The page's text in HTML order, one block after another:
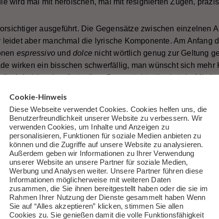
wird mal mit heroischen, mal mit resignierten Zügen,
ausgeführt. Die Gegensätze zwischen einzelnen
aber manchmal die lyrische Komponente. Am Anfang
espressivound dolcenicht wörtlich genug zur Geltung
wirken ein bisschen schwerfällig, man wünscht sich mehr
wird nicht mit vollständiger Souveränität überbrückt. Mit
Strang würde in der dritten Ballade wahrscheinlich auch, im
der dämonische Anfang bzw. Schluss besser ausfallen.
österreichischen Musiklebens war beim Op. 10 auch noch
musikalische Pralinen: melancholisch, zugänglich
Pianisten wollen diesen Stücken eine fast mystische Aura
Zugang bedient sich einfacher Mittel und bleibt
reduziert. Das intime Gespräch des ersten Stücks in
je komponiert hat, verläuft ruhig, ohne große Gesten.
könnte das Klangbild noch vervollständigen, und im
Cookie-Hinweis
Diese Webseite verwendet Cookies. Cookies helfen uns, die
Benutzerfreundlichkeit unserer Website zu verbessern. Wir
verwenden Cookies, um Inhalte und Anzeigen zu
personalisieren, Funktionen für soziale Medien anbieten zu
können und die Zugriffe auf unsere Website zu analysieren.
Außerdem geben wir Informationen zu Ihrer Verwendung
unserer Website an unsere Partner für soziale Medien,
Werbung und Analysen weiter. Unsere Partner führen diese
Informationen möglicherweise mit weiteren Daten
zusammen, die Sie ihnen bereitgestellt haben oder die sie im
Rahmen Ihrer Nutzung der Dienste gesammelt haben Wenn
Sie auf “Alles akzeptieren” klicken, stimmen Sie allen
Cookies zu. Sie genießen damit die volle Funktionsfähigkeit